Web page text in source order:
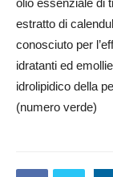
olio essenziale di
estratto di
conosciuto per
idratanti ed
idrolipidico della
(numero verde)